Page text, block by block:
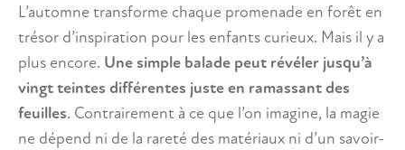
L’automne transforme chaque promenade en forêt en
trésor d’inspiration pour les enfants curieux. Mais il y a
plus encore. Une simple balade peut révéler jusqu’à
vingt teintes différentes juste en ramassant des
feuilles. Contrairement à ce que l’on imagine, la magie
ne dépend ni de la rareté des matériaux ni d’un savoir-